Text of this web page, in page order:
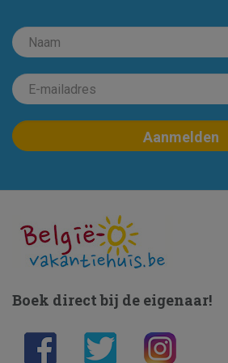
Boek direct bij de eigenaar!